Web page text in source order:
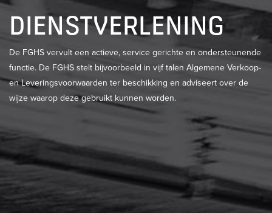
DIENSTVERLENING
De FGHS vervult een actieve, service gerichte en ondersteunende
functie. De FGHS stelt bijvoorbeeld in vijf talen Algemene Verkoop-
en Leveringsvoorwaarden ter beschikking en adviseert over de
wijze waarop deze gebruikt kunnen worden.
LEDENVOORDEEL